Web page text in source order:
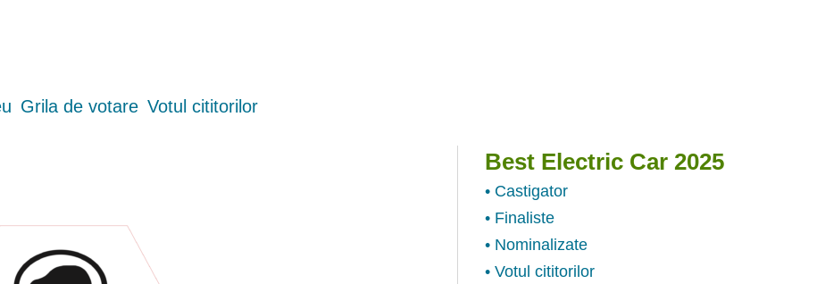
Grila de votare Votul cititorilor
Best Electric Car 2025
• Castigator
• Finaliste
• Nominalizate
• Votul cititorilor